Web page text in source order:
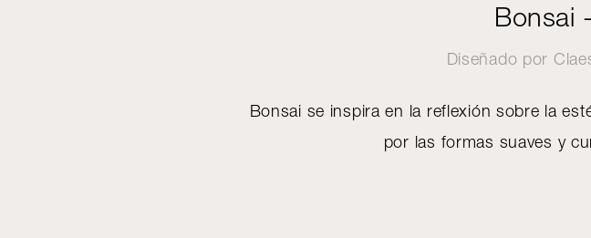
Bonsai
Diseñado por
Bonsai se inspira en la reflexión sobre la
por las formas suaves y